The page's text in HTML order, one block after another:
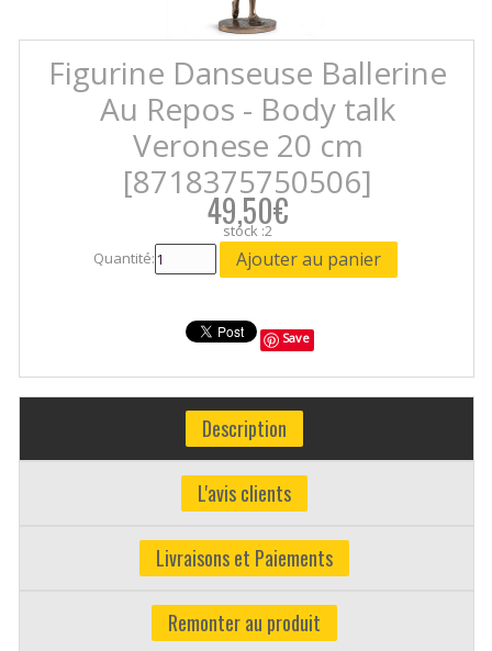
Figurine Danseuse Ballerine
Au Repos - Body talk
Veronese 20 cm
[8718375750506]
49,50€
stock :2
Quantité:
Save
Description
L'avis clients
Livraisons et Paiements
Remonter au produit